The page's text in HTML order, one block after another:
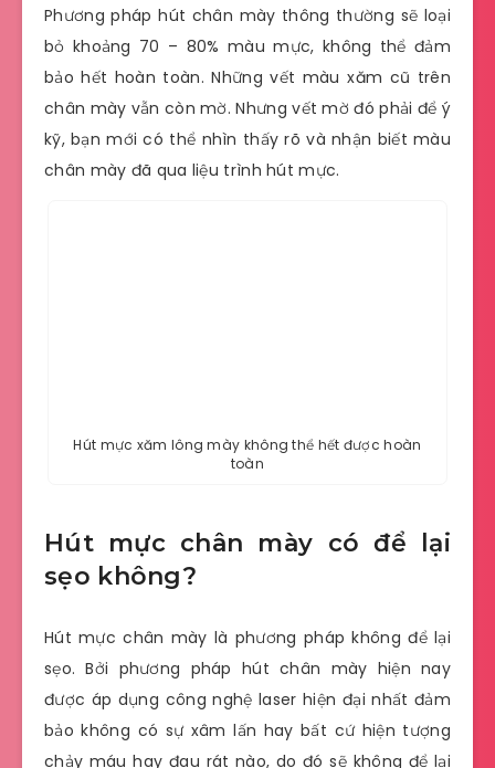
Phương pháp hút chân mày thông thường sẽ loại
bỏ khoảng 70 – 80% màu mực, không thể đảm
bảo hết hoàn toàn. Những vết màu xăm cũ trên
chân mày vẫn còn mờ. Nhưng vết mờ đó phải để ý
kỹ, bạn mới có thể nhìn thấy rõ và nhận biết màu
chân mày đã qua liệu trình hút mực.
Hút mực xăm lông mày không thể hết được hoàn
toàn
Hút mực chân mày có để lại
sẹo không?
Hút mực chân mày là phương pháp không để lại
sẹo. Bởi phương pháp hút chân mày hiện nay
được áp dụng công nghệ laser hiện đại nhất đảm
bảo không có sự xâm lấn hay bất cứ hiện tượng
chảy máu hay đau rát nào, do đó sẽ không để lại